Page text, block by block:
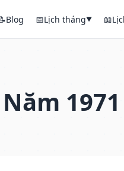
Blog 📅Lịch tháng▼ 📖
1971